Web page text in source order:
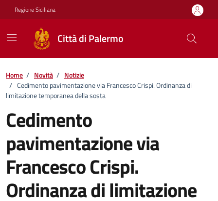
Vai ai contenuti
Vai al footer
Regione Siciliana
Città di Palermo
Home / Novità / Notizie
/ Cedimento pavimentazione via Francesco Crispi. Ordinanza di
limitazione temporanea della sosta
Cedimento
pavimentazione via
Francesco Crispi.
Ordinanza di limitazione